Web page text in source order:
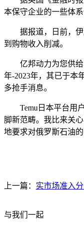
本保守企业的一些体系
据报道，日前，伊
到购物收入削减。
亿邦动力为您供给丰
年-2023年，其已于本
多抢手消息。
Temu日本平台用户
脚新范畴。我比来关
地要求对俄罗斯石油
上一篇： 实市场准入
与我们一起